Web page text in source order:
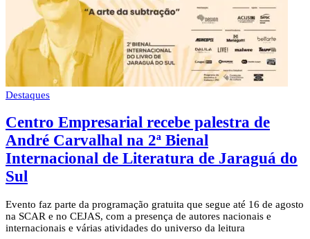
Destaques
Centro Empresarial recebe palestra de
André Carvalhal na 2ª Bienal
Internacional de Literatura de Jaraguá do
Sul
Evento faz parte da programação gratuita que segue até 16 de agosto
na SCAR e no CEJAS, com a presença de autores nacionais e
internacionais e várias atividades do universo da leitura